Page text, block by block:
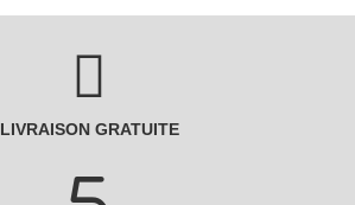
LIVRAISON GRATUITE